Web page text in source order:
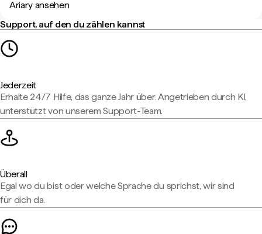
Ariary ansehen
Support, auf den du zählen kannst
Jederzeit
Erhalte 24/7 Hilfe, das ganze Jahr über. Angetrieben durch KI,
unterstützt von unserem Support-Team.
Überall
Egal wo du bist oder welche Sprache du sprichst, wir sind
für dich da.